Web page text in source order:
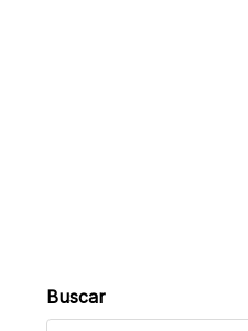
Buscar